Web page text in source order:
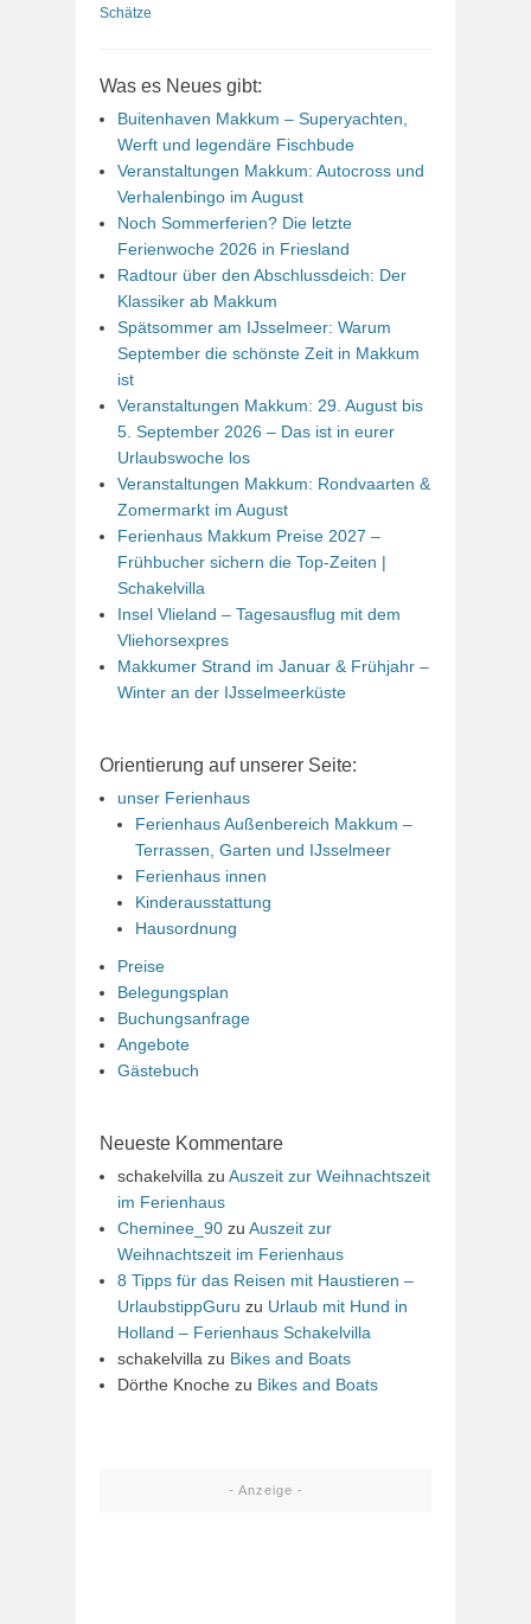
Schätze
Was es Neues gibt:
Buitenhaven Makkum – Superyachten,
Werft und legendäre Fischbude
Veranstaltungen Makkum: Autocross und
Verhalenbingo im August
Noch Sommerferien? Die letzte
Ferienwoche 2026 in Friesland
Radtour über den Abschlussdeich: Der
Klassiker ab Makkum
Spätsommer am IJsselmeer: Warum
September die schönste Zeit in Makkum
ist
Veranstaltungen Makkum: 29. August bis
5. September 2026 – Das ist in eurer
Urlaubswoche los
Veranstaltungen Makkum: Rondvaarten &
Zomermarkt im August
Ferienhaus Makkum Preise 2027 –
Frühbucher sichern die Top-Zeiten |
Schakelvilla
Insel Vlieland – Tagesausflug mit dem
Vliehorsexpres
Makkumer Strand im Januar & Frühjahr –
Winter an der IJsselmeerküste
Orientierung auf unserer Seite:
unser Ferienhaus
Ferienhaus Außenbereich Makkum –
Terrassen, Garten und IJsselmeer
Ferienhaus innen
Kinderausstattung
Hausordnung
Preise
Belegungsplan
Buchungsanfrage
Angebote
Gästebuch
Neueste Kommentare
schakelvilla zu Auszeit zur Weihnachtszeit
im Ferienhaus
Cheminee_90 zu Auszeit zur
Weihnachtszeit im Ferienhaus
8 Tipps für das Reisen mit Haustieren –
UrlaubstippGuru zu Urlaub mit Hund in
Holland – Ferienhaus Schakelvilla
schakelvilla zu Bikes and Boats
Dörthe Knoche zu Bikes and Boats
- Anzeige -